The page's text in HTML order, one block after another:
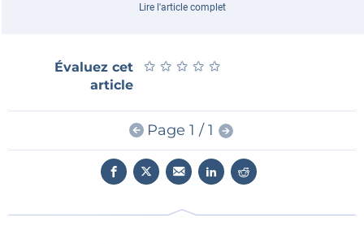
AXS Motionsystem Ltd, un système expert en
Deuxième prix : 50 000 € de budget
marketing
ou l'emballage électronique adaptatif
Troisième prix : 25 000 € de budget
un appareil d'auto-apprentissage de la
Lire l'article complet
Évaluez cet
article
★ ★ ★ ★ ★
★ ★ ★ ★ ★
Page 1 / 1